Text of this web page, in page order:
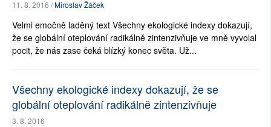
11. 8. 2016 /Miroslav Žáček
Velmi emočně laděný text Všechny ekologické indexy dokazují,
že se globální oteplování radikálně zintenzivňuje ve mně vyvolal
pocit, že nás zase čeká blízký konec světa. Už...
Všechny ekologické indexy dokazují, že se
globální oteplování radikálně zintenzivňuje
3. 8. 2016